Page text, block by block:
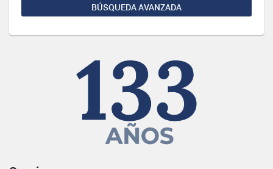
BÚSQUEDA AVANZADA